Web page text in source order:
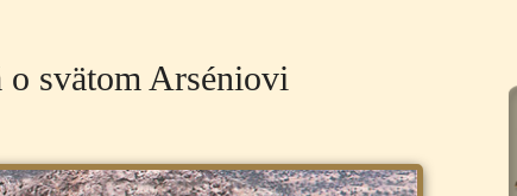
o svätom Arséniovi